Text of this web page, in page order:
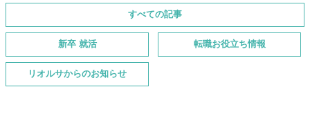
すべての記事
新卒 就活 転職お役立ち情報
リオルサからのお知らせ